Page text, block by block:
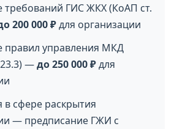
ГИС ЖКХ (КоАП ст.
200 000 ₽для организации
правил управления МКД
—до 250 000 ₽для
сфере раскрытия
— предписание ГЖИ с